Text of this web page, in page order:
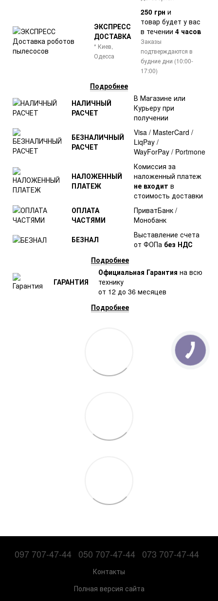
ЭКСПРЕСС
ДОСТАВКА
* Киев,
Одесса
250 грн и
товар будет у вас
в течении 4 часов
Заказы
подтверждаются в
будние дни (10:00-
17:00)
Подробнее
НАЛИЧНЫЙ
РАСЧЕТ
В Магазине или
Курьеру при
получении
БЕЗНАЛИЧНЫЙ
РАСЧЕТ
Visa / MasterCard /
LiqPay /
WayForPay / Portmone
НАЛОЖЕННЫЙ
ПЛАТЕЖ
Комиссия за
наложенный платеж
не входит в
стоимость доставки
ОПЛАТА
ЧАСТЯМИ
ПриватБанк /
Монобанк
БЕЗНАЛ
Выставление счета
от ФОПа без НДС
Подробнее
ГАРАНТИЯ
Официальная Гарантия на всю
технику
от 12 до 36 месяцев
Подробнее
097 707-47-44 050 707-47-44 073 707-47-44
Контакты
Полная версия сайта